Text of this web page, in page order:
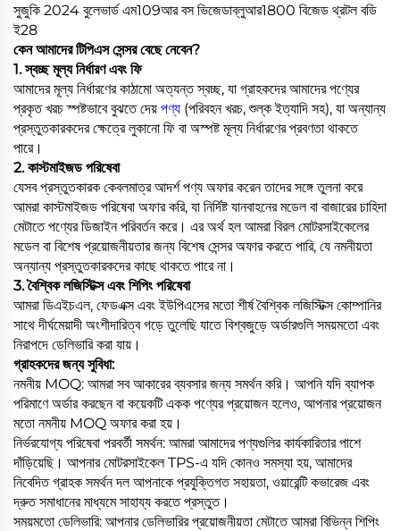
সুজুকি 2024 বুলেভার্ড এম109আর বস ভিজেডাব্লুআর1800 বিজেড থ্রটল বডি
ই28
কেন আমাদের টিপিএস সেন্সর বেছে নেবেন?
1. স্বচ্ছ মূল্য নির্ধারণ এবং ফি
আমাদের মূল্য নির্ধারণের কাঠামো অত্যন্ত স্বচ্ছ, যা গ্রাহকদের আমাদের পণ্যের
প্রকৃত খরচ স্পষ্টভাবে বুঝতে দেয় পণ্য (পরিবহন খরচ, শুল্ক ইত্যাদি সহ), যা অন্যান্য
প্রস্তুতকারকদের ক্ষেত্রে লুকানো ফি বা অস্পষ্ট মূল্য নির্ধারণের প্রবণতা থাকতে
পারে।
2. কাস্টমাইজড পরিষেবা
যেসব প্রস্তুতকারক কেবলমাত্র আদর্শ পণ্য অফার করেন তাদের সঙ্গে তুলনা করে
আমরা কাস্টমাইজড পরিষেবা অফার করি, যা নির্দিষ্ট যানবাহনের মডেল বা বাজারের চাহিদা
মেটাতে পণ্যের ডিজাইন পরিবর্তন করে। এর অর্থ হল আমরা বিরল মোটরসাইকেলের
মডেল বা বিশেষ প্রয়োজনীয়তার জন্য বিশেষ সেন্সর অফার করতে পারি, যে নমনীয়তা
অন্যান্য প্রস্তুতকারকদের কাছে থাকতে পারে না।
3. বৈশ্বিক লজিস্টিক্স এবং শিপিং পরিষেবা
আমরা ডিএইচএল, ফেডএক্স এবং ইউপিএসের মতো শীর্ষ বৈশ্বিক লজিস্টিক্স কোম্পানির
সাথে দীর্ঘমেয়াদী অংশীদারিত্ব গড়ে তুলেছি যাতে বিশ্বজুড়ে অর্ডারগুলি সময়মতো এবং
নিরাপদে ডেলিভারি করা যায়।
গ্রাহকদের জন্য সুবিধা:
নমনীয় MOQ: আমরা সব আকারের ব্যবসার জন্য সমর্থন করি। আপনি যদি ব্যাপক
পরিমাণে অর্ডার করছেন বা কয়েকটি একক পণ্যের প্রয়োজন হলেও, আপনার প্রয়োজন
মতো নমনীয় MOQ অফার করা হয়।
নির্ভরযোগ্য পরিষেবা পরবর্তী সমর্থন: আমরা আমাদের পণ্যগুলির কার্যকারিতার পাশে
দাঁড়িয়েছি। আপনার মোটরসাইকেল TPS-এ যদি কোনও সমস্যা হয়, আমাদের
নিবেদিত গ্রাহক সমর্থন দল আপনাকে প্রযুক্তিগত সহায়তা, ওয়ারেন্টি কভারেজ এবং
দ্রুত সমাধানের মাধ্যমে সাহায্য করতে প্রস্তুত।
সময়মতো ডেলিভারি: আপনার ডেলিভারির প্রয়োজনীয়তা মেটাতে আমরা বিভিন্ন শিপিং